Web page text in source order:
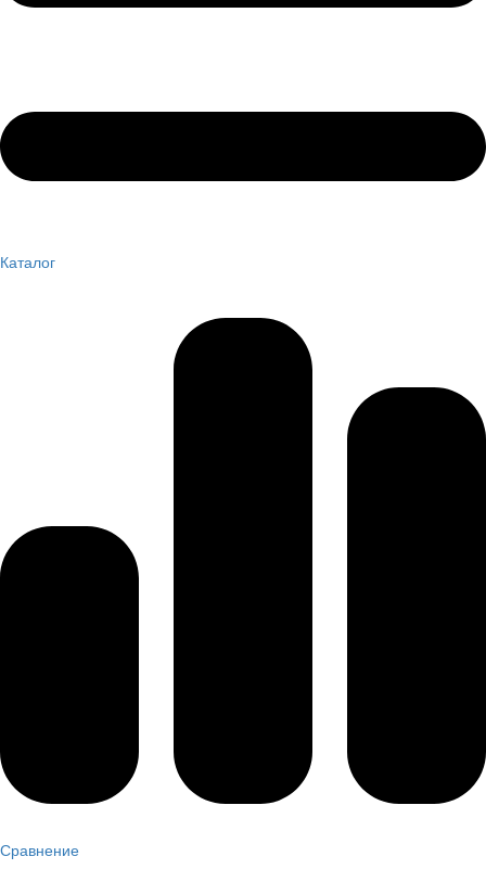
Каталог
Сравнение